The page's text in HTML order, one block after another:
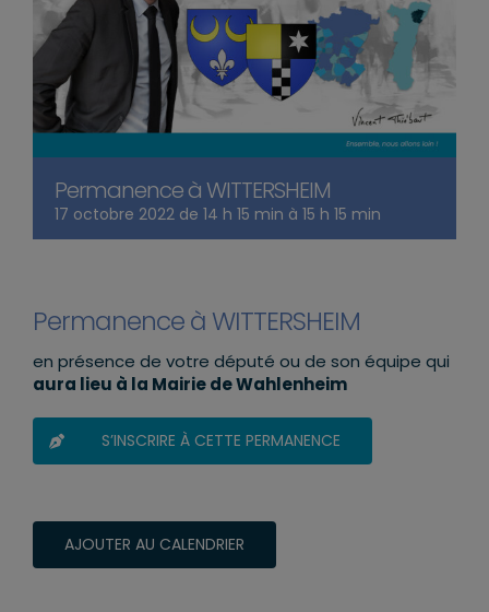
Permanence à WITTERSHEIM
17 octobre 2022 de 14 h 15 min à 15 h 15 min
Permanence à WITTERSHEIM
en présence de votre député ou de son équipe qui
aura lieu à la Mairie de Wahlenheim
S’INSCRIRE À CETTE PERMANENCE
AJOUTER AU CALENDRIER